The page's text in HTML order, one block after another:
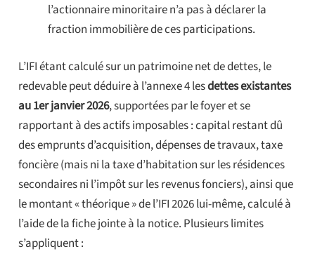
l’actionnaire minoritaire n’a pas à déclarer la
fraction immobilière de ces participations.
L’IFI étant calculé sur un patrimoine net de dettes, le
redevable peut déduire à l’annexe 4 lesdettes existantes
au 1er janvier 2026, supportées par le foyer et se
rapportant à des actifs imposables : capital restant dû
des emprunts d’acquisition, dépenses de travaux, taxe
foncière (mais ni la taxe d’habitation sur les résidences
secondaires ni l’impôt sur les revenus fonciers), ainsi que
le montant « théorique » de l’IFI 2026 lui-même, calculé à
l’aide de la fiche jointe à la notice. Plusieurs limites
s’appliquent :